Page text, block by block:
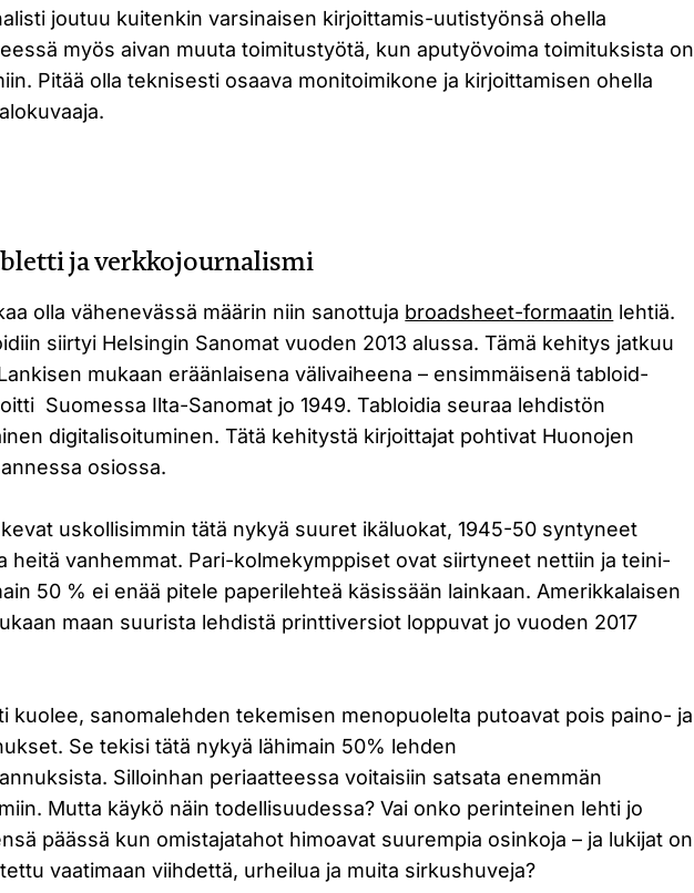
joutuu kuitenkin varsinaisen kirjoittamis-uutistyönsä ohella
myös aivan muuta toimitustyötä, kun aputyövoima toimituksista on
Pitää olla teknisesti osaava monitoimikone ja kirjoittamisen ohella
ja verkkojournalismi
olla vähenevässä määrin niin sanottuja broadsheet-formaatin lehtiä.
siirtyi Helsingin Sanomat vuoden 2013 alussa. Tämä kehitys jatkuu
mukaan eräänlaisena välivaiheena – ensimmäisenä tabloid-
Suomessa Ilta-Sanomat jo 1949. Tabloidia seuraa lehdistön
digitalisoituminen. Tätä kehitystä kirjoittajat pohtivat Huonojen
osiossa.
uskollisimmin tätä nykyä suuret ikäluokat, 1945-50 syntyneet
heitä vanhemmat. Pari-kolmekymppiset ovat siirtyneet nettiin ja teini-
50 % ei enää pitele paperilehteä käsissään lainkaan. Amerikkalaisen
maan suurista lehdistä printtiversiot loppuvat jo vuoden 2017
kuolee, sanomalehden tekemisen menopuolelta putoavat pois paino- ja
Se tekisi tätä nykyä lähimain 50% lehden
Silloinhan periaatteessa voitaisiin satsata enemmän
Mutta käykö näin todellisuudessa? Vai onko perinteinen lehti jo
päässä kun omistajatahot himoavat suurempia osinkoja – ja lukijat on
vaatimaan viihdettä, urheilua ja muita sirkushuveja?